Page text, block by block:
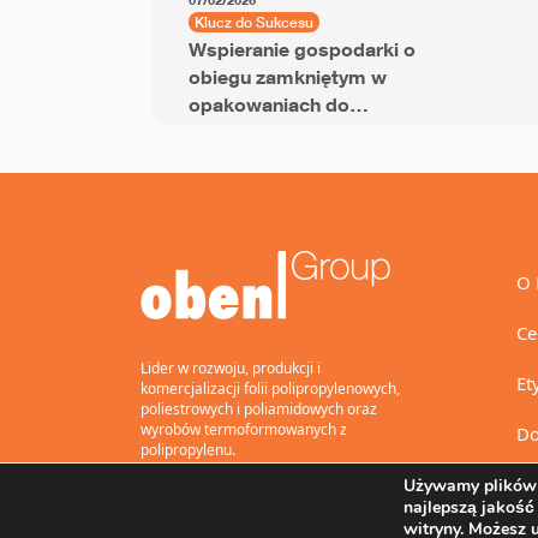
Klucz do Sukcesu
Wspieranie gospodarki o
obiegu zamkniętym w
opakowaniach do
Lider w rozwoju, produkcji i
komercjalizacji folii polipropylenowych,
poliestrowych i poliamidowych oraz
wyrobów termoformowanych z
polipropylenu.
O
Używamy
najlepszą
witryny. Możesz